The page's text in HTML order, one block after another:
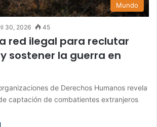
Mundo
30, 2026 45
red ilegal para reclutar
sostener la guerra en
de Derechos Humanos revela
captación de combatientes extranjeros